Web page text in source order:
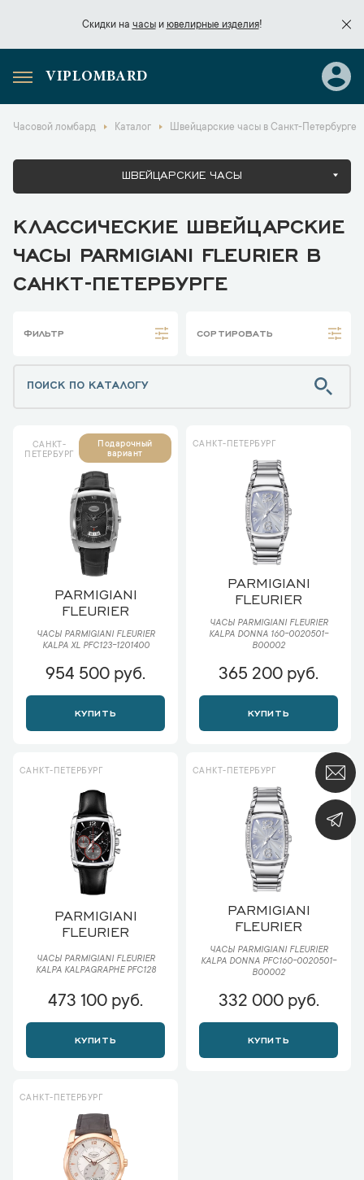
Скидки на часыи ювелирные изделия!
Скидки начасы
VIPLOMBARD
Часовой ломбард Каталог Швейцарские часы в Санкт-Петербурге
ШВЕЙЦАРСКИЕ ЧАСЫ
КЛАССИЧЕСКИЕ ШВЕЙЦАРСКИЕ
ЧАСЫ PARMIGIANI FLEURIER В
САНКТ-ПЕТЕРБУРГЕ
ФИЛЬТР СОРТИРОВАТЬ
САНКТ-
ПЕТЕРБУРГ
Подарочный
вариант
PARMIGIANI
FLEURIER
ЧАСЫ PARMIGIANI FLEURIER
KALPA XL PFC123-1201400
954 500 руб.
КУПИТЬ
САНКТ-ПЕТЕРБУРГ
PARMIGIANI
FLEURIER
ЧАСЫ PARMIGIANI FLEURIER
KALPA DONNA 160-0020501-
B00002
365 200 руб.
КУПИТЬ
САНКТ-ПЕТЕРБУРГ
PARMIGIANI
FLEURIER
ЧАСЫ PARMIGIANI FLEURIER
KALPA KALPAGRAPHE PFC128
473 100 руб.
КУПИТЬ
САНКТ-ПЕТЕРБУРГ
PARMIGIANI
FLEURIER
ЧАСЫ PARMIGIANI FLEURIER
KALPA DONNA PFC160-0020501-
B00002
332 000 руб.
КУПИТЬ
САНКТ-ПЕТЕРБУРГ